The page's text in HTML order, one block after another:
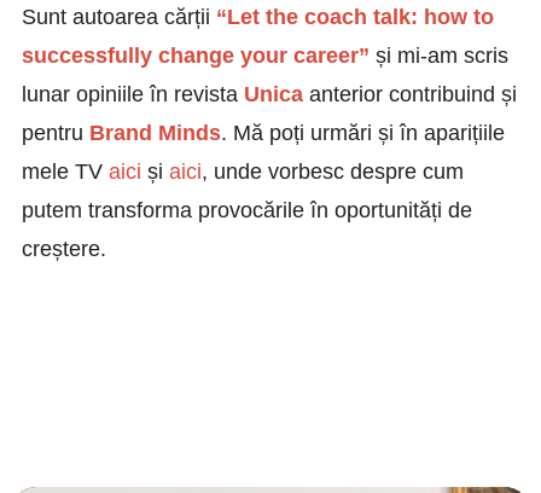
Sunt autoarea cărții “Let the coach talk: how to
successfully change your career” și mi-am scris
lunar opiniile în revista Unicaanterior contribuind și
pentru Brand Minds. Mă poți urmări și în aparițiile
mele TVaici și aici, unde vorbesc despre cum
putem transforma provocările în oportunități de
creștere.